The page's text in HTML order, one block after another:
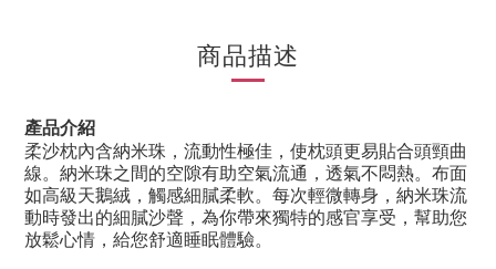
商品描述
產品介紹
柔沙枕內含納米珠，流動性極佳，使枕頭更易貼合頭頸曲
線。納米珠之間的空隙有助空氣流通，透氣不悶熱。布面
如高級天鵝絨，觸感細膩柔軟。每次輕微轉身，納米珠流
動時發出的細膩沙聲，為你帶來獨特的感官享受，幫助您
放鬆心情，給您舒適睡眠體驗。